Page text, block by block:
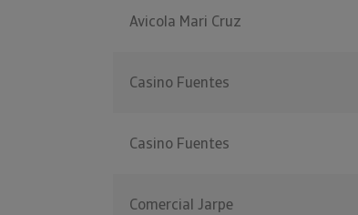
Avicola Mari Cruz
Casino Fuentes
Casino Fuentes
Comercial Jarpe